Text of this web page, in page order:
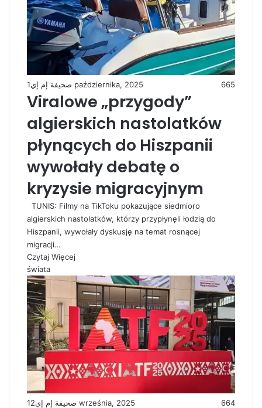
صحيفة إم إي 1 października, 2025 665
Viralowe „przygody”
algierskich nastolatków
płynących do Hiszpanii
wywołały debatę o
kryzysie migracyjnym
TUNIS: Filmy na TikToku pokazujące siedmioro
algierskich nastolatków, którzy przypłynęli łodzią do
Hiszpanii, wywołały dyskusję na temat rosnącej
migracji…
Czytaj Więcej
świata
صحيفة إم إي 12 września, 2025 664